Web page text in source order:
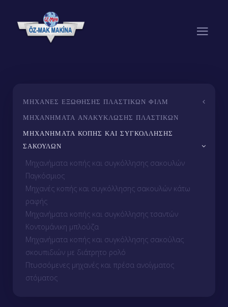
ΜΗΧΑΝΈΣ ΕΞΏΘΗΣΗΣ ΠΛΑΣΤΙΚΏΝ ΦΙΛΜ
ΜΗΧΑΝΉΜΑΤΑ ΑΝΑΚΎΚΛΩΣΗΣ ΠΛΑΣΤΙΚΏΝ
ΜΗΧΑΝΉΜΑΤΑ ΚΟΠΉΣ ΚΑΙ ΣΥΓΚΌΛΛΗΣΗΣ
ΣΑΚΟΥΛΏΝ
Μηχανήματα κοπής και συγκόλλησης σακουλών
Παγκόσμιος
Μηχανές κοπής και συγκόλλησης σακουλών κάτω
ραφής
Μηχανήματα κοπής και συγκόλλησης τσαντών
Κοντομάνικη μπλούζα
Μηχανήματα κοπής και συγκόλλησης σακούλας
σκουπιδιών με διάτρητο ρολό
Πτυσσόμενες μηχανές και πρέσα ανοίγματος
στόματος